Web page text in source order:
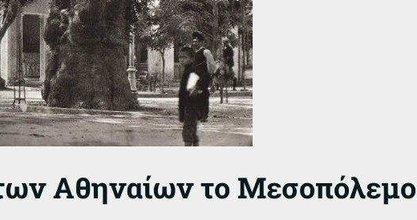
Αθηναίων το Μεσοπόλεμο